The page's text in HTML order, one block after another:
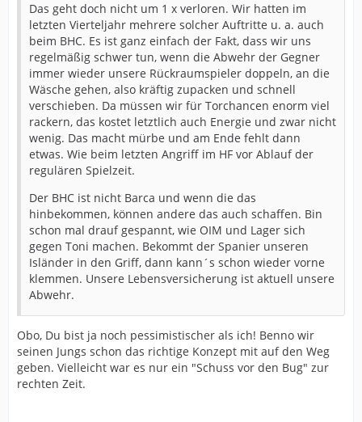
Das geht doch nicht um 1 x verloren. Wir hatten im
letzten Vierteljahr mehrere solcher Auftritte u. a. auch
beim BHC. Es ist ganz einfach der Fakt, dass wir uns
regelmäßig schwer tun, wenn die Abwehr der Gegner
immer wieder unsere Rückraumspieler doppeln, an die
Wäsche gehen, also kräftig zupacken und schnell
verschieben. Da müssen wir für Torchancen enorm viel
rackern, das kostet letztlich auch Energie und zwar nicht
wenig. Das macht mürbe und am Ende fehlt dann
etwas. Wie beim letzten Angriff im HF vor Ablauf der
regulären Spielzeit.
Der BHC ist nicht Barca und wenn die das
hinbekommen, können andere das auch schaffen. Bin
schon mal drauf gespannt, wie OIM und Lager sich
gegen Toni machen. Bekommt der Spanier unseren
Isländer in den Griff, dann kann´s schon wieder vorne
klemmen. Unsere Lebensversicherung ist aktuell unsere
Abwehr.
Obo, Du bist ja noch pessimistischer als ich! Benno wir
seinen Jungs schon das richtige Konzept mit auf den Weg
geben. Vielleicht war es nur ein "Schuss vor den Bug" zur
rechten Zeit.